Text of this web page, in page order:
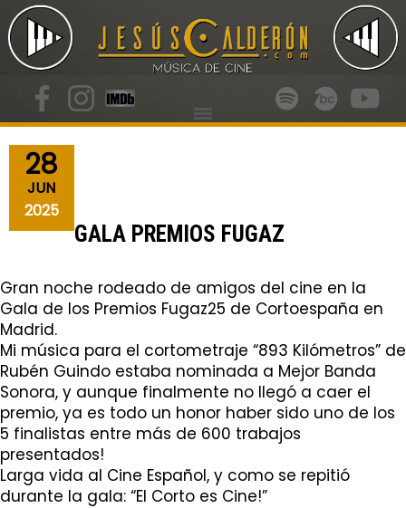
28
JUN
2025
GALA PREMIOS FUGAZ
Gran noche rodeado de amigos del cine en la
Gala de los Premios Fugaz25 de Cortoespaña en
Madrid.
Mi música para el cortometraje “893 Kilómetros” de
Rubén Guindo estaba nominada a Mejor Banda
Sonora, y aunque finalmente no llegó a caer el
premio, ya es todo un honor haber sido uno de los
5 finalistas entre más de 600 trabajos
presentados!
Larga vida al Cine Español, y como se repitió
durante la gala: “El Corto es Cine!”